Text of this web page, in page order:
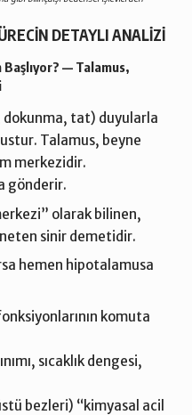
DETAYLI ANALİZİ
Başlıyor? — Talamus,
tat) duyularla
Talamus, beyne
merkezidir.
gönderir.
olarak bilinen,
sinir demetidir.
hemen hipotalamusa
komuta
sıcaklık dengesi,
bezleri) “kimyasal acil